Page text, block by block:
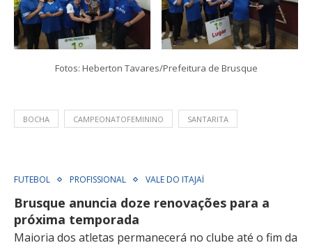
Fotos: Heberton Tavares/Prefeitura de Brusque
BOCHA CAMPEONATOFEMININO SANTARITA
FUTEBOL PROFISSIONAL VALE DO ITAJAÍ
Brusque anuncia doze renovações para a
próxima temporada
Maioria dos atletas permanecerá no clube até o fim da